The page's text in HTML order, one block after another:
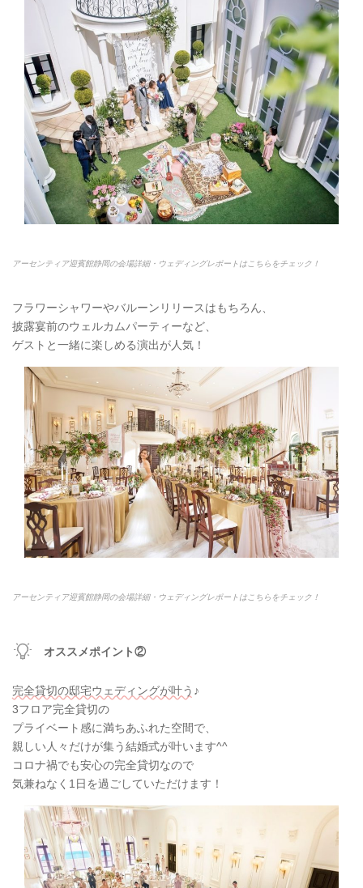
アーセンティア迎賓館静岡の会場詳細・ウェディングレポートはこちらをチェック！
フラワーシャワーやバルーンリリースはもちろん、
披露宴前のウェルカムパーティーなど、
ゲストと一緒に楽しめる演出が人気！
アーセンティア迎賓館静岡の会場詳細・ウェディングレポートはこちらをチェック！
オススメポイント②
完全貸切の邸宅ウェディングが叶う♪
3フロア完全貸切の
プライベート感に満ちあふれた空間で、
親しい人々だけが集う結婚式が叶います^^
コロナ禍でも安心の完全貸切なので
気兼ねなく1日を過ごしていただけます！